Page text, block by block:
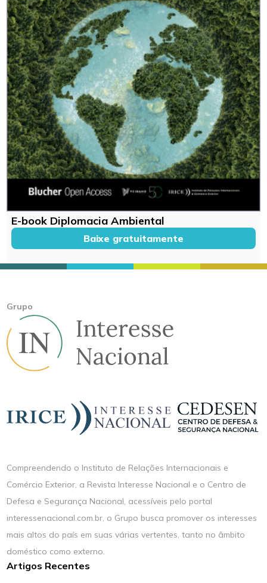
E-book Diplomacia Ambiental
Baixe gratuitamente
Grupo
Compreendendo o Instituto de Relações Internacionais e
Comércio Exterior, a Revista Interesse Nacional e o Centro de
Defesa e Segurança Nacional, acessíveis pelo portal
interessenacional.com.br, o Grupo busca promover os interesses
mais altos do país em suas várias vertentes, tanto no âmbito
doméstico como externo.
Artigos Recentes